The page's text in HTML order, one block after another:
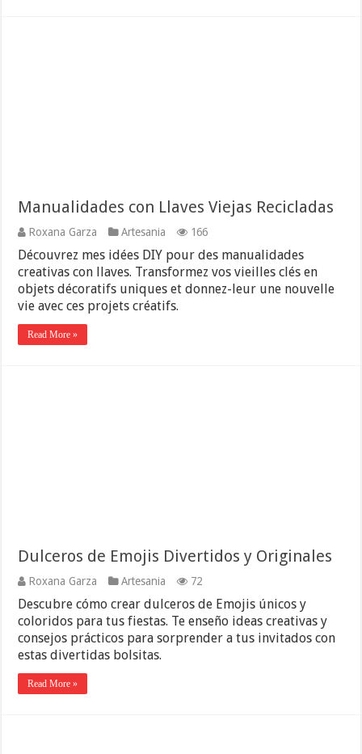
Manualidades con Llaves Viejas Recicladas
Roxana Garza Artesania 166
Découvrez mes idées DIY pour des manualidades
creativas con llaves. Transformez vos vieilles clés en
objets décoratifs uniques et donnez-leur une nouvelle
vie avec ces projets créatifs.
Read More »
Dulceros de Emojis Divertidos y Originales
Roxana Garza Artesania 72
Descubre cómo crear dulceros de Emojis únicos y
coloridos para tus fiestas. Te enseño ideas creativas y
consejos prácticos para sorprender a tus invitados con
estas divertidas bolsitas.
Read More »